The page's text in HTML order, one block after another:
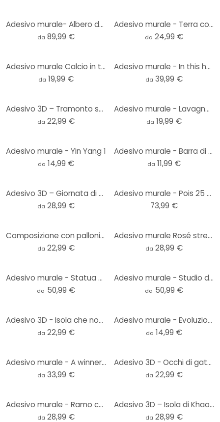
Adesivo murale- Albero della vita XXL
da 89,99 €
Adesivo murale - Terra completa - Rotondo
da 24,99 €
Adesivo murale Calcio in testa
da 19,99 €
Adesivo murale - In this house...
da 39,99 €
Adesivo 3D – Tramonto sulla spiaggia
da 22,99 €
Adesivo murale - Lavagnetta adesiva
da 19,99 €
Adesivo murale - Yin Yang 1
da 14,99 €
Adesivo murale - Barra di avanzamento
da 11,99 €
Adesivo 3D – Giornata di Sole
da 28,99 €
Adesivo murale - Pois 25 pz.
73,99 €
Composizione con palloni da calcio
da 22,99 €
Adesivo murale Rosé stretto ad arco tondo
da 28,99 €
Adesivo murale - Statua della Libertà
da 50,99 €
Adesivo murale - Studio delle proporzioni
da 50,99 €
Adesivo 3D - Isola che non c'è
da 22,99 €
Adesivo murale - Evoluzione
da 14,99 €
Adesivo murale - A winner is a dreamer...
da 33,99 €
Adesivo 3D - Occhi di gatto
da 22,99 €
Adesivo murale - Ramo con famiglia di uccelli
da 28,99 €
Adesivo 3D – Isola di Khao Ta-Pu
da 28,99 €